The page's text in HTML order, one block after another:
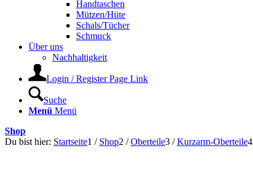
Handtaschen
Mützen/Hüte
Schals/Tücher
Schmuck
Über uns
Nachhaltigkeit
Login / Register Page Link
Suche
Menü Menü
Shop
Du bist hier: Startseite1 / Shop2 / Oberteile3 / Kurzarm-Oberteile4